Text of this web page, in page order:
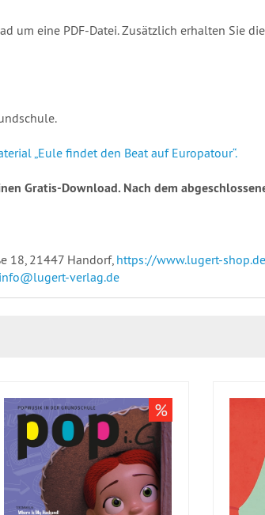
um eine PDF-Datei. Zusätzlich erhalten Sie
„Eule findet den Beat auf Europatour“.
Gratis-Download. Nach dem
18, 21447 Handorf, https://www.lugert-
info@lugert-verlag.de
%